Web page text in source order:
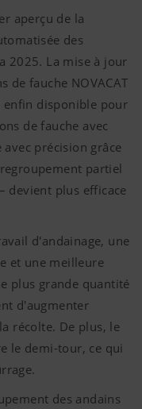
aperçu de la
des
2025. La mise à jour
de fauche NOVACAT
enfin disponible pour
de fauche avec
précision grâce
partiel
devient plus efficace
d'andainage, une
et une meilleure
plus grande quantité
d'augmenter
récolte. De plus, le
le demi-tour, ce qui
des andains